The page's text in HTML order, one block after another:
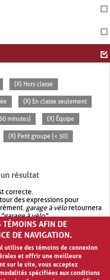
(X) Hors classe
(X) En classe seulement
minutes) (X) Équipe
(X) Petit groupe (< 30)
résultat
correcte.
des expressions pour
garage à véloretournera
"garage à vélo".
avec OR.garage OR vélo
quegarage à vélo
TÉMOINS AFIN DE
DE NAVIGATION.
utilise des témoins de connexion
et offrir une meilleure
sur le site, vous acceptez
spécifiées aux conditions